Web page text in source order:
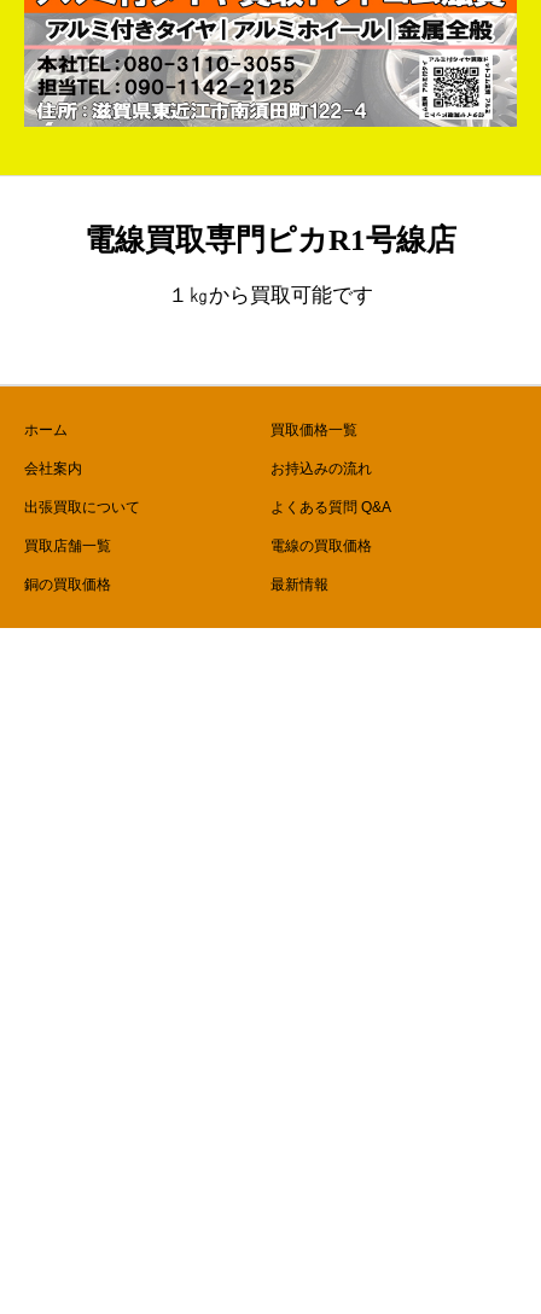
電線買取専門ピカR1号線店
１㎏から買取可能です
ホーム 買取価格一覧
会社案内 お持込みの流れ
出張買取について よくある質問 Q&A
買取店舗一覧 電線の買取価格
銅の買取価格 最新情報